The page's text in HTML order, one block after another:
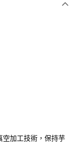
方式。 讓您購物簡單
空加工技術，保持芋